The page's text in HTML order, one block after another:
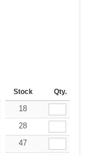
144-287 288 + More
Stock Qty.
21.28
18
21.28
28
21.28
47